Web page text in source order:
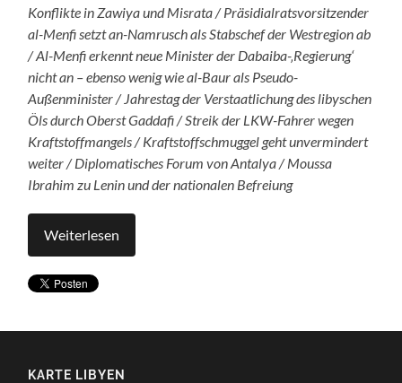
Konflikte in Zawiya und Misrata / Präsidialratsvorsitzender
al-Menfi setzt an-Namrusch als Stabschef der Westregion ab
/ Al-Menfi erkennt neue Minister der Dabaiba-‚Regierung‘
nicht an – ebenso wenig wie al-Baur als Pseudo-
Außenminister / Jahrestag der Verstaatlichung des libyschen
Öls durch Oberst Gaddafi / Streik der LKW-Fahrer wegen
Kraftstoffmangels / Kraftstoffschmuggel geht unvermindert
weiter / Diplomatisches Forum von Antalya / Moussa
Ibrahim zu Lenin und der nationalen Befreiung
Weiterlesen
KARTE LIBYEN